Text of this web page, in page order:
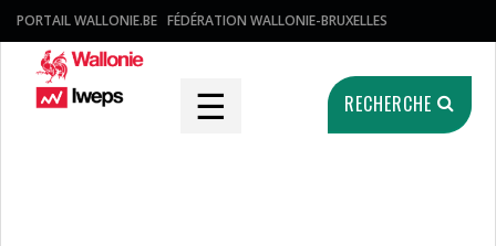
PORTAIL WALLONIE.BE FÉDÉRATION WALLONIE-BRUXELLES
☰ RECHERCHE